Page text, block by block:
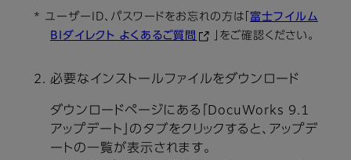
* ユーザーID、パスワードをお忘れの方は「 富士フイルム
BIダイレクト よくあるご質問
」をご確認ください。
必要なインストールファイルをダウンロード
ダウンロードページにある「DocuWorks 9.1
アップデート」のタブをクリックすると、アップデ
ートの一覧が表示されます。